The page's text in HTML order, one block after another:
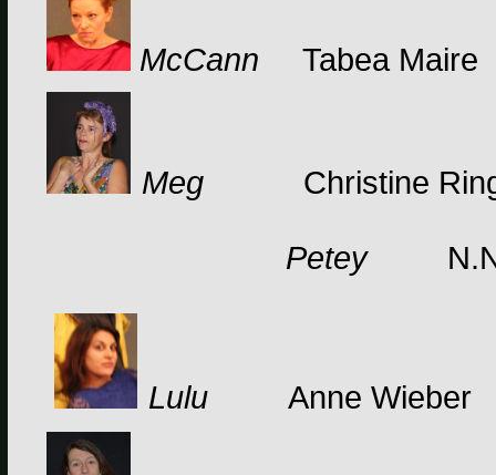
McCann Tabea Maire
Meg Christine
Petey
Lulu Anne Wieber